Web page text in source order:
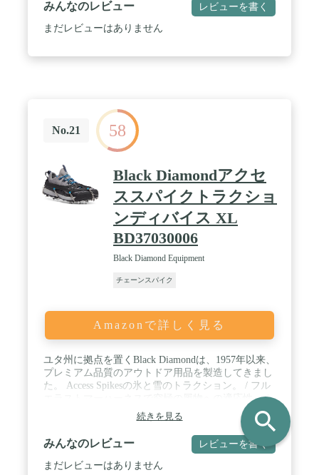
OKです。 / 伸縮性が高いて柔いのTPEを採用して、
そのアイゼンは靴の大きさに合わせて3cm前後のサ
ので、運びにも便利です。 / M、L、XLサイズがあ
るので、男女兼用のアイゼンです。 そのアイゼンは
天然高弾力ありTPEを使うので、さまざまな種類の
靴に適しています。詳細の情報はサイズチャートを
参考してください。
みんなのレビュー レビューを書く
まだレビューはありません
No.21 58
Black Diamondアクセ
ススパイクトラクショ
ンディバイス XL
BD37030006
Black Diamond Equipment
チェーンスパイク
Amazonで詳しく見る
ユタ州に拠点を置くBlack Diamondは、1957年以来、
プレミアム品質のアウトドア用品を製造してきまし
た。 Access Spikesの氷と雪のトラクション。 / フル
エラストマーハーネスで究極の履物への適応性。 /
最適化された長さ8mmのステンレススチールスパイ
ク14本は、雪や氷などの様々な地形において優れた
トラクションを発揮し、岩や硬い表面でも足元の安
定性を維持します。 / 強化された二重密度のエラス
トマーアイレットを備えた超耐久性のある構造。 /
続きを見る
みんなのレビュー レビューを書く
まだレビューはありません
search